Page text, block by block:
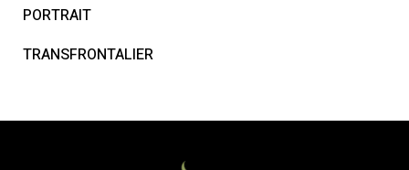
PORTRAIT
TRANSFRONTALIER